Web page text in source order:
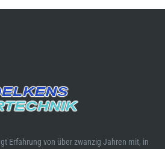
Erfahrung von über zwanzig Jahren mit, in